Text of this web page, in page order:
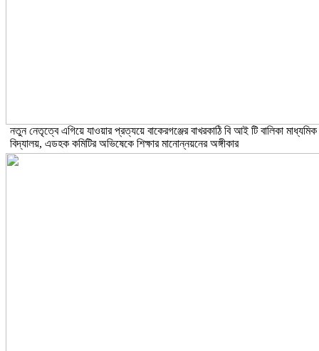
নতুন নেতৃত্বে এগিয়ে যাওয়ার প্রত্যয়ে বাকেরগঞ্জের বাখরকাঠি বি আই টি বালিকা মাধ্যমিক
বিদ্যালয়, এডহক কমিটির অভিষেকে শিক্ষার মানোন্নয়নের অঙ্গীকার